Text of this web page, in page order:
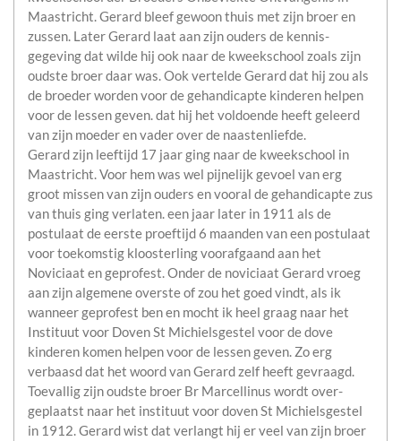
Maastricht. Gerard bleef gewoon thuis met zijn broer en
zussen. Later Gerard laat aan zijn ouders de kennis-
gegeving dat wilde hij ook naar de kweekschool zoals zijn
oudste broer daar was. Ook vertelde Gerard dat hij zou als
de broeder worden voor de gehandicapte kinderen helpen
voor de lessen geven. dat hij het voldoende heeft geleerd
van zijn moeder en vader over de naastenliefde.
Gerard zijn leeftijd 17 jaar ging naar de kweekschool in
Maastricht. Voor hem was wel pijnelijk gevoel van erg
groot missen van zijn ouders en vooral de gehandicapte zus
van thuis ging verlaten. een jaar later in 1911 als de
postulaat de eerste proeftijd 6 maanden van een postulaat
voor toekomstig kloosterling voorafgaand aan het
Noviciaat en geprofest. Onder de noviciaat Gerard vroeg
aan zijn algemene overste of zou het goed vindt, als ik
wanneer geprofest ben en mocht ik heel graag naar het
Instituut voor Doven St Michielsgestel voor de dove
kinderen komen helpen voor de lessen geven. Zo erg
verbaasd dat het woord van Gerard zelf heeft gevraagd.
Toevallig zijn oudste broer Br Marcellinus wordt over-
geplaatst naar het instituut voor doven St Michielsgestel
in 1912. Gerard wist dat verlangt hij er veel van zijn broer